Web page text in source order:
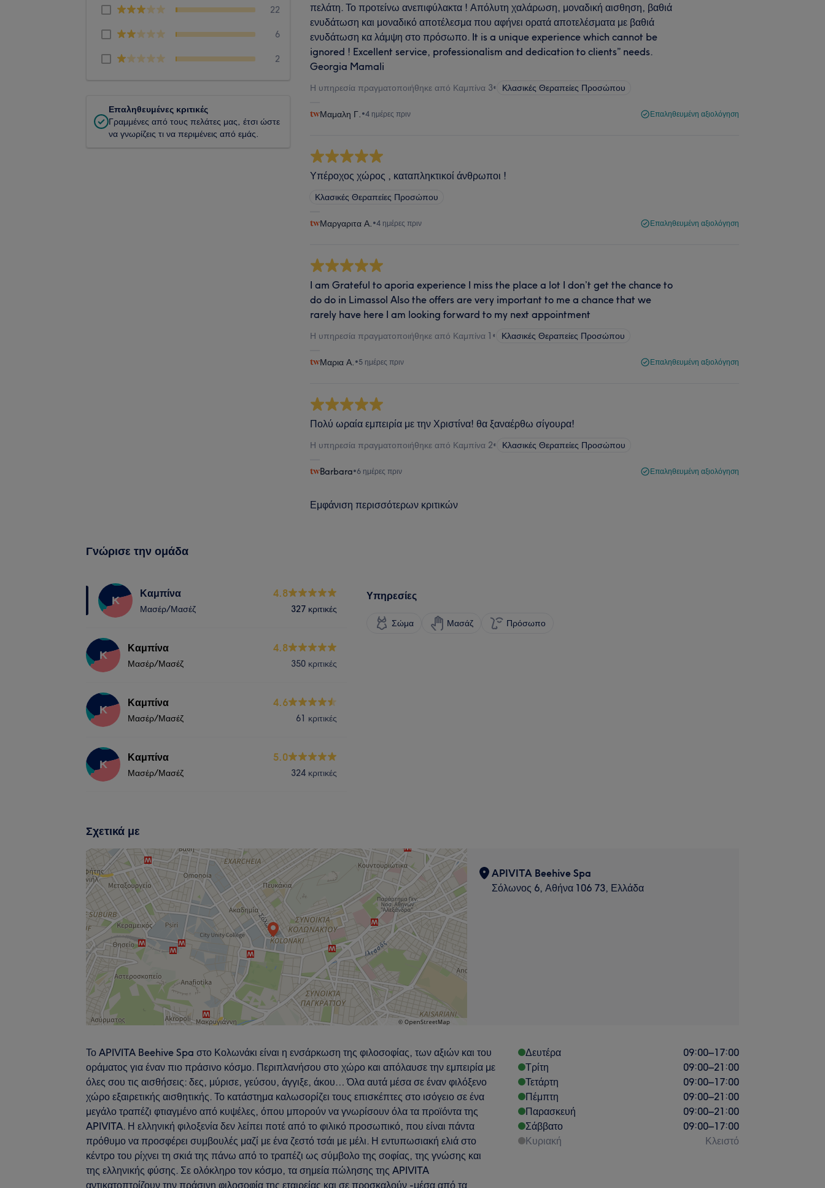
22
6
2
Επαληθευμένες κριτικές
Γραμμένες από τους πελάτες μας, έτσι ώστε
να γνωρίζεις τι να περιμένεις από εμάς.
πελάτη. Το προτείνω ανεπιφύλακτα ! Απόλυτη χαλάρωση, μοναδική αισθηση, βαθιά
ενυδάτωση και μοναδικό αποτέλεσμα που αφήνει ορατά αποτελέσματα με βαθιά
ενυδάτωση κα λάμψη στο πρόσωπο. It is a unique experience which cannot be
ignored ! Excellent service, professionalism and dedication to clients” needs.
Georgia Mamali
Η υπηρεσία πραγματοποιήθηκε από Καμπίνα 3• Κλασικές Θεραπείες Προσώπου
Μαμαλη Γ. •4 ημέρες πριν Επαληθευμένη αξιολόγηση
Υπέροχος χώρος , καταπληκτικοί άνθρωποι !
Κλασικές Θεραπείες Προσώπου
Μαργαριτα Α. •4 ημέρες πριν Επαληθευμένη αξιολόγηση
I am Grateful to aporia experience I miss the place a lot I don’t get the chance to
do do in Limassol Also the offers are very important to me a chance that we
rarely have here I am looking forward to my next appointment
Η υπηρεσία πραγματοποιήθηκε από Καμπίνα 1 • Κλασικές Θεραπείες Προσώπου
Μαρια Α. •5 ημέρες πριν Επαληθευμένη αξιολόγηση
Πολύ ωραία εμπειρία με την Χριστίνα! θα ξαναέρθω σίγουρα!
Η υπηρεσία πραγματοποιήθηκε από Καμπίνα 2• Κλασικές Θεραπείες Προσώπου
Barbara•6 ημέρες πριν Επαληθευμένη αξιολόγηση
Εμφάνιση περισσότερων κριτικών
Γνώρισε την ομάδα
Κ Καμπίνα
Μασέρ/Μασέζ
4.8
327 κριτικές
Κ Καμπίνα
Μασέρ/Μασέζ
4.8
350 κριτικές
Κ Καμπίνα
Μασέρ/Μασέζ
4.6
61 κριτικές
Κ Καμπίνα
Μασέρ/Μασέζ
5.0
324 κριτικές
Υπηρεσίες
Σώμα Μασάζ Πρόσωπο
Σχετικά με
APIVITA Beehive Spa
Σόλωνος 6, Αθήνα 106 73, Ελλάδα
Το APIVITA Beehive Spa στο Κολωνάκι είναι η ενσάρκωση της φιλοσοφίας, των αξιών και του
οράματος για έναν πιο πράσινο κόσμο. Περιπλανήσου στο χώρο και απόλαυσε την εμπειρία με
όλες σου τις αισθήσεις: δες, μύρισε, γεύσου, άγγιξε, άκου… Όλα αυτά μέσα σε έναν φιλόξενο
χώρο εξαιρετικής αισθητικής. Το κατάστημα καλωσορίζει τους επισκέπτες στο ισόγειο σε ένα
μεγάλο τραπέζι φτιαγμένο από κυψέλες, όπου μπορούν να γνωρίσουν όλα τα προϊόντα της
APIVITA. Η ελληνική φιλοξενία δεν λείπει ποτέ από το φιλικό προσωπικό, που είναι πάντα
πρόθυμο να προσφέρει συμβουλές μαζί με ένα ζεστό τσάι με μέλι. Η εντυπωσιακή ελιά στο
κέντρο του ρίχνει τη σκιά της πάνω από το τραπέζι ως σύμβολο της σοφίας, της γνώσης και
της ελληνικής φύσης. Σε ολόκληρο τον κόσμο, τα σημεία πώλησης της APIVITA
αντικατοπτρίζουν την πράσινη φιλοσοφία της εταιρείας και σε προσκαλούν -μέσα από τα
Δευτέρα 09:00–17:00
Τρίτη
09:00–21:00
Τετάρτη
09:00–17:00
Πέμπτη
09:00–21:00
Παρασκευή
09:00–21:00
Σάββατο
09:00–17:00
Κυριακή
Κλειστό